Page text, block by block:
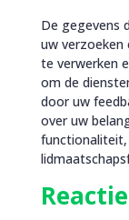
De gegevens
uw verzoeken
te verwerken
om de
door uw
over uw